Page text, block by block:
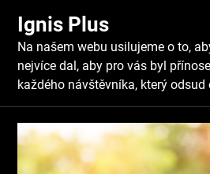
content
Ignis Plus
Na našem webu usilujeme o to,
nejvíce dal, aby pro vás byl
každého návštěvníka, který